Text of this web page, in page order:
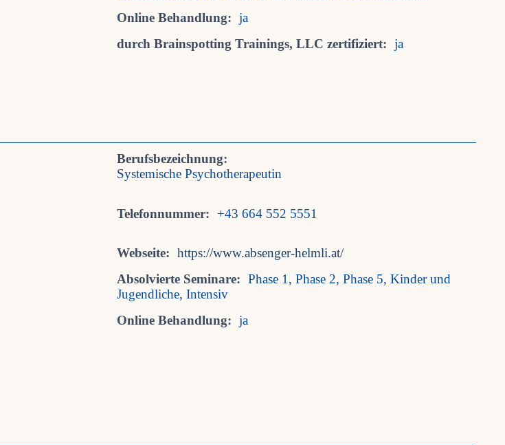
Online Behandlung: ja
durch Brainspotting Trainings, LLC zertifiziert: ja
Berufsbezeichnung:
Systemische Psychotherapeutin
Telefonnummer: +43 664 552 5551
Webseite: https://www.absenger-helmli.at/
Absolvierte Seminare: Phase 1, Phase 2, Phase 5, Kinder und
Jugendliche, Intensiv
Online Behandlung: ja